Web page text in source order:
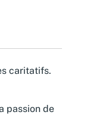
caritatifs.
passion de